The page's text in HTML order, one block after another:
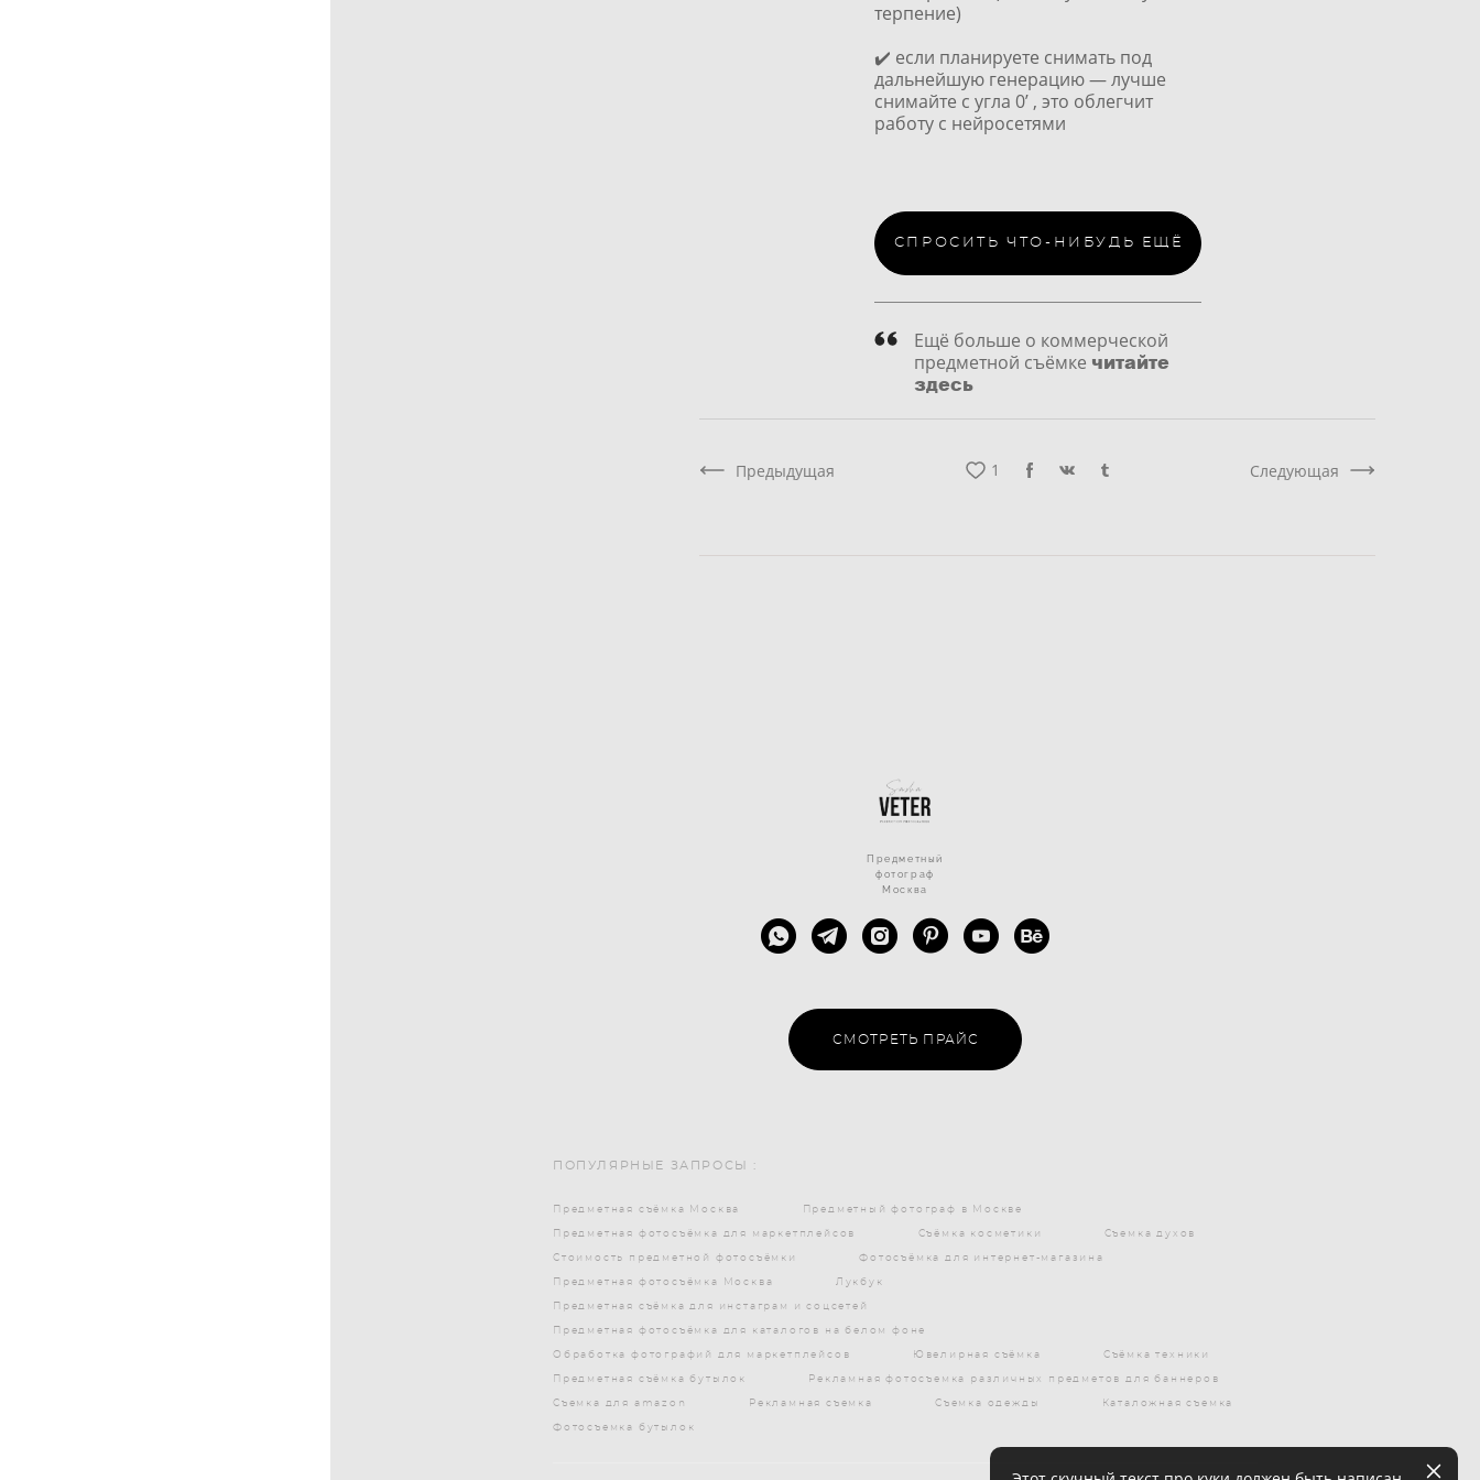
терпение)
✔️ если планируете снимать под
дальнейшую генерацию — лучше
снимайте с угла 0’ , это облегчит
работу с нейросетями
СПРОСИТЬ ЧТО-НИБУДЬ ЕЩЁ
Ещё больше о коммерческой
предметной съёмке читайте
здесь
1
Предыдущая Следующая
Предметный
фотограф
Москва
СМОТРЕТЬ ПРАЙС
ПОПУЛЯРНЫЕ ЗАПРОСЫ :
Предметная съёмка Москва Предметный фотограф в Москве
Предметная фотосъёмка для маркетплейсов Съёмка косметики Съемка духов
Стоимость предметной фотосъёмки Фотосъёмка для интернет-магазина
Предметная фотосъёмка Москва Лукбук
Предметная съёмка для инстаграм и соцсетей
Предметная фотосъёмка для каталогов на белом фоне
Обработка фотографий для маркетплейсов Ювелирная съёмка Съёмка техники
Предметная съёмка бутылок Рекламная фотосъемка различных предметов для баннеров
Съемка для amazon Рекламная съемка Съемка одежды Каталожная съемка
Фотосъемка бутылок